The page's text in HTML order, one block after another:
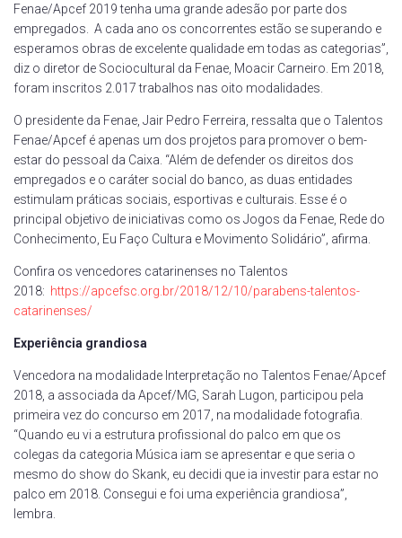
Fenae/Apcef 2019 tenha uma grande adesão por parte dos
empregados. A cada ano os concorrentes estão se superando e
esperamos obras de excelente qualidade em todas as categorias”,
diz o diretor de Sociocultural da Fenae, Moacir Carneiro. Em 2018,
foram inscritos 2.017 trabalhos nas oito modalidades.
O presidente da Fenae, Jair Pedro Ferreira, ressalta que o Talentos
Fenae/Apcef é apenas um dos projetos para promover o bem-
estar do pessoal da Caixa. “Além de defender os direitos dos
empregados e o caráter social do banco, as duas entidades
estimulam práticas sociais, esportivas e culturais. Esse é o
principal objetivo de iniciativas como os Jogos da Fenae, Rede do
Conhecimento, Eu Faço Cultura e Movimento Solidário”, afirma.
Confira os vencedores catarinenses no Talentos
2018: https://apcefsc.org.br/2018/12/10/parabens-talentos-
catarinenses/
Experiência grandiosa
Vencedora na modalidade Interpretação no Talentos Fenae/Apcef
2018, a associada da Apcef/MG, Sarah Lugon, participou pela
primeira vez do concurso em 2017, na modalidade fotografia.
“Quando eu vi a estrutura profissional do palco em que os
colegas da categoria Música iam se apresentar e que seria o
mesmo do show do Skank, eu decidi que ia investir para estar no
palco em 2018. Consegui e foi uma experiência grandiosa”,
lembra.